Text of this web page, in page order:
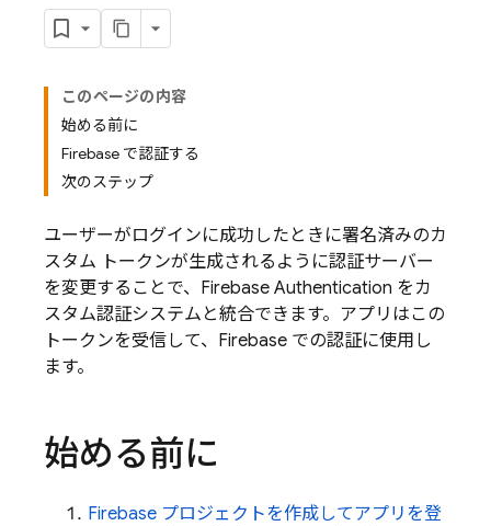
このページの内容
始める前に
Firebase で認証する
次のステップ
ユーザーがログインに成功したときに署名済みのカ
スタム トークンが生成されるように認証サーバー
を変更することで、 Firebase Authentication をカ
スタム認証システムと統合できます。アプリはこの
トークンを受信して、Firebase での認証に使用し
ます。
始める前に
Firebase プロジェクトを作成してアプリを登